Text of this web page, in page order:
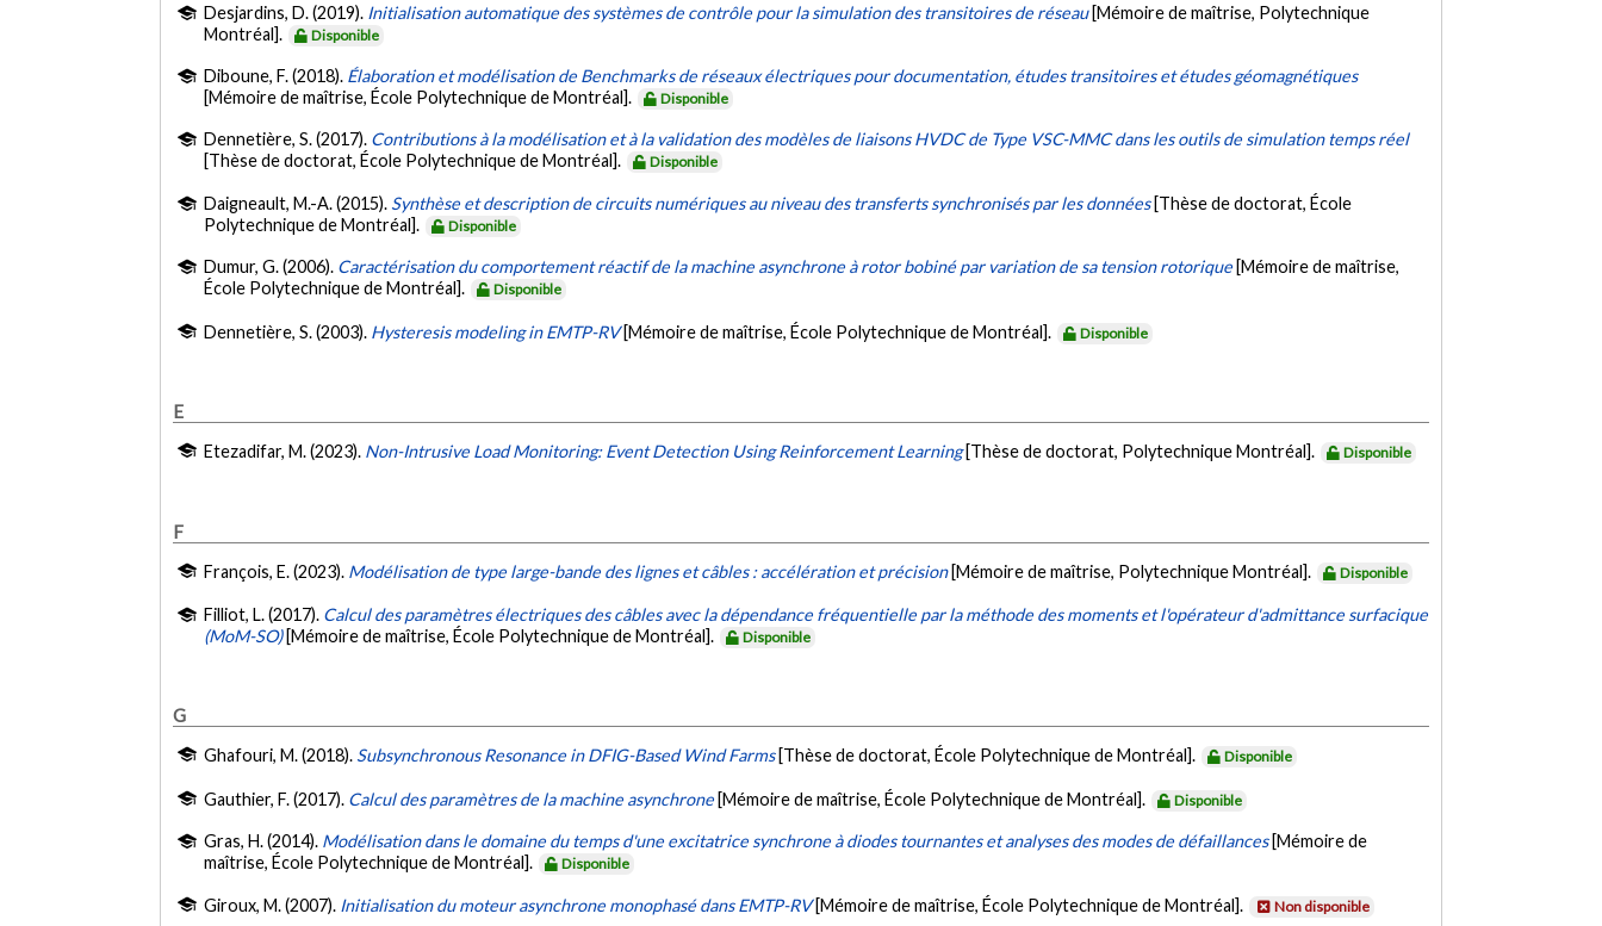
Desjardins, D. (2019). Initialisation automatique des systèmes de contrôle pour la simulation des transitoires de réseau [Mémoire de maîtrise, Polytechnique
Montréal].
Disponible
Diboune, F. (2018). Élaboration et modélisation de Benchmarks de réseaux électriques pour documentation, études transitoires et études géomagnétiques
[Mémoire de maîtrise, École Polytechnique de Montréal].
Disponible
Dennetière, S. (2017). Contributions à la modélisation et à la validation des modèles de liaisons HVDC de Type VSC-MMC dans les outils de simulation temps réel
[Thèse de doctorat, École Polytechnique de Montréal].
Disponible
Daigneault, M.-A. (2015). Synthèse et description de circuits numériques au niveau des transferts synchronisés par les données [Thèse de doctorat, École
Polytechnique de Montréal].
Disponible
Dumur, G. (2006). Caractérisation du comportement réactif de la machine asynchrone à rotor bobiné par variation de sa tension rotorique [Mémoire de maîtrise,
École Polytechnique de Montréal].
Disponible
Dennetière, S. (2003). Hysteresis modeling in EMTP-RV [Mémoire de maîtrise, École Polytechnique de Montréal]. Disponible
E
Etezadifar, M. (2023). Non-Intrusive Load Monitoring: Event Detection Using Reinforcement Learning [Thèse de doctorat, Polytechnique Montréal]. Disponible
F
François, E. (2023). Modélisation de type large-bande des lignes et câbles : accélération et précision [Mémoire de maîtrise, Polytechnique Montréal]. Disponible
Filliot, L. (2017). Calcul des paramètres électriques des câbles avec la dépendance fréquentielle par la méthode des moments et l'opérateur d'admittance surfacique
(MoM-SO) [Mémoire de maîtrise, École Polytechnique de Montréal]. Disponible
G
Ghafouri, M. (2018). Subsynchronous Resonance in DFIG-Based Wind Farms [Thèse de doctorat, École Polytechnique de Montréal]. Disponible
Gauthier, F. (2017). Calcul des paramètres de la machine asynchrone [Mémoire de maîtrise, École Polytechnique de Montréal]. Disponible
Gras, H. (2014). Modélisation dans le domaine du temps d'une excitatrice synchrone à diodes tournantes et analyses des modes de défaillances [Mémoire de
maîtrise, École Polytechnique de Montréal].
Disponible
Giroux, M. (2007). Initialisation du moteur asynchrone monophasé dans EMTP-RV [Mémoire de maîtrise, École Polytechnique de Montréal]. Non disponible